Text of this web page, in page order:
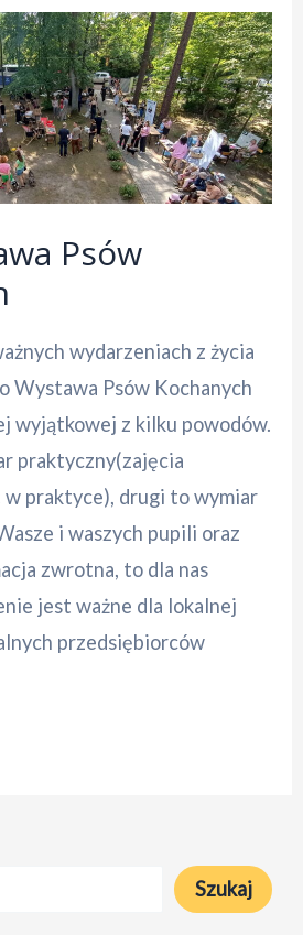
Psów
wydarzeniach z życia
Wystawa Psów Kochanych
wyjątkowej z kilku powodów.
praktyczny(zajęcia
praktyce), drugi to wymiar
i waszych pupili oraz
zwrotna, to dla nas
jest ważne dla lokalnej
przedsiębiorców
Szukaj